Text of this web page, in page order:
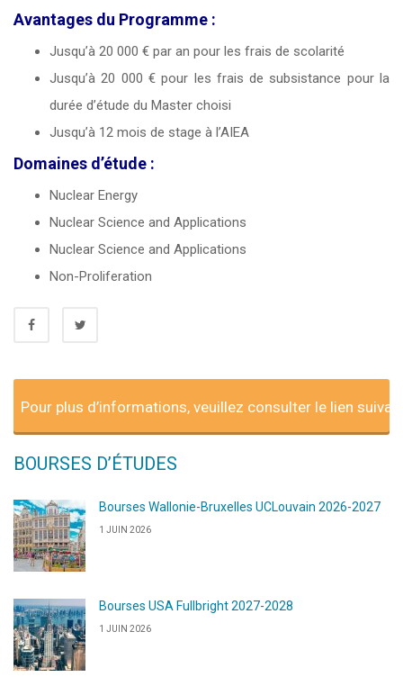
Avantages du Programme :
Jusqu’à 20 000 € par an pour les frais de scolarité
Jusqu’à 20 000 € pour les frais de subsistance pour la
durée d’étude du Master choisi
Jusqu’à 12 mois de stage à l’AIEA
Domaines d’étude :
Nuclear Energy
Nuclear Science and Applications
Nuclear Science and Applications
Non-Proliferation
Pour plus d’informations, veuillez consulter le lien
BOURSES D’ÉTUDES
Bourses Wallonie-Bruxelles UCLouvain 2026-2027
1 JUIN 2026
Bourses USA Fullbright 2027-2028
1 JUIN 2026